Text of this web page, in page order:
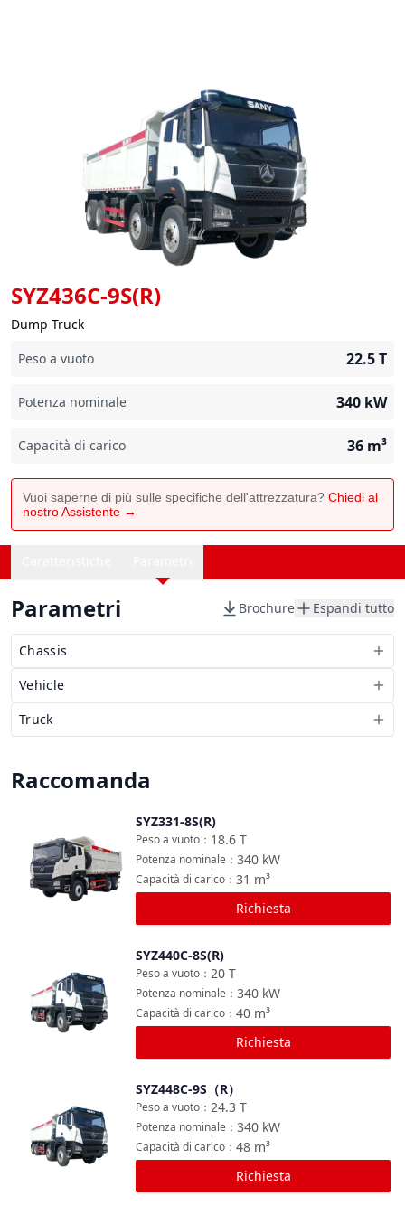
SYZ436C-9S(R)
Dump Truck
Peso a vuoto
22.5T
Potenza nominale 340 kW
Capacità di carico 36 m³
Vuoi saperne di più sulle specifiche dell'attrezzatura? Chiedi al
nostro Assistente →
Parametri Brochure Espandi tutto
Chassis
Vehicle
Truck
Raccomanda
SYZ331-8S(R)
18.6 T
Peso a vuoto ：
340 kW
Potenza nominale ：
31 m³
Capacità di carico ：
Richiesta
SYZ440C-8S(R)
20 T
Peso a vuoto ：
340 kW
Potenza nominale ：
40 m³
Capacità di carico ：
Richiesta
SYZ448C-9S（R）
24.3 T
Peso a vuoto ：
340 kW
Potenza nominale ：
48 m³
Capacità di carico ：
Richiesta